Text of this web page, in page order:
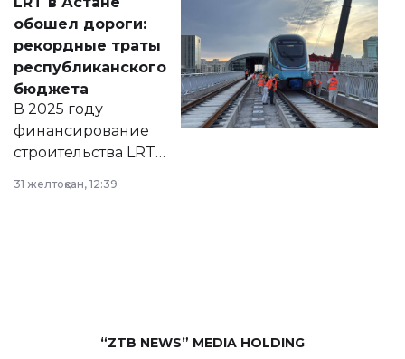
документ
появился в базе
нормативных
правовых актов и
на сайте маслихат
города.
обошел дороги:
рекордные траты
республиканского
бюджета
В 2025 году
финансирование
строительства LRT
республиканского
31 желтоқсан, 12:39
“ZTB NEWS” MEDIA HOLDING